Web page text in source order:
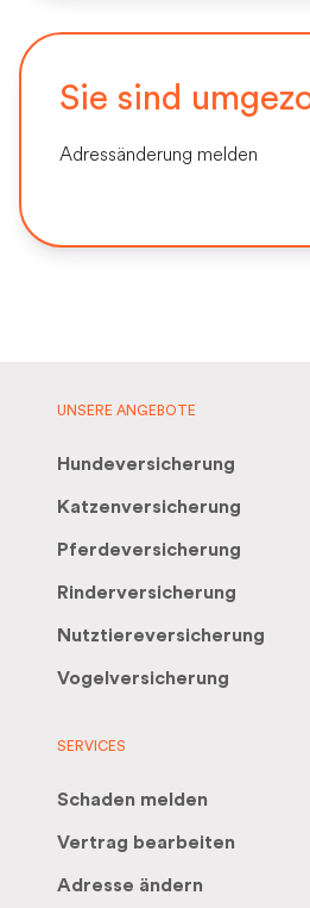
Sie sind
Adressänderung melden
UNSERE ANGEBOTE
Hundeversicherung
Katzenversicherung
Pferdeversicherung
Rinderversicherung
Nutztiereversicherung
Vogelversicherung
SERVICES
Schaden melden
Vertrag bearbeiten
Adresse ändern